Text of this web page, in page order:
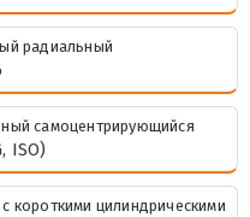
радиальный
самоцентрирующийся
ISO)
короткими цилиндрическими